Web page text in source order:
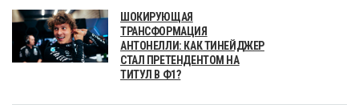
ШОКИРУЮЩАЯ
ТРАНСФОРМАЦИЯ
АНТОНЕЛЛИ: КАК ТИНЕЙДЖЕР
СТАЛ ПРЕТЕНДЕНТОМ НА
ТИТУЛ В Ф1?